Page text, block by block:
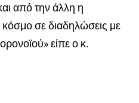
από την άλλη η
κόσμο σε διαδηλώσεις με
είπε ο κ.